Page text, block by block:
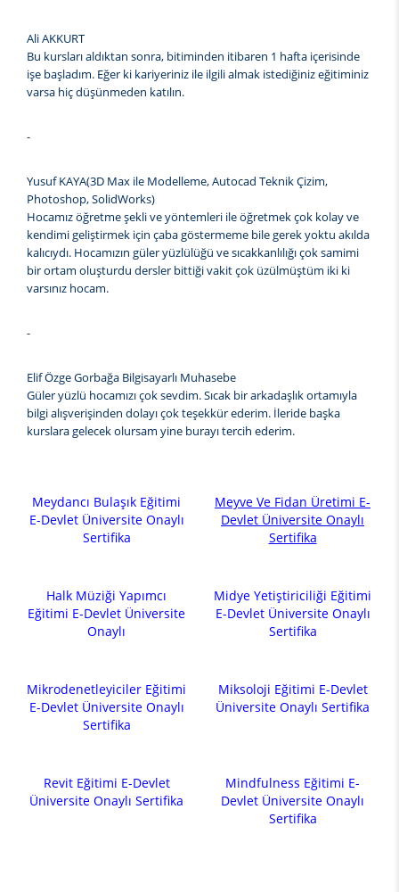
Ali AKKURT
Bu kursları aldıktan sonra, bitiminden itibaren 1 hafta içerisinde
işe başladım. Eğer ki kariyeriniz ile ilgili almak istediğiniz eğitiminiz
varsa hiç düşünmeden katılın.
-
Yusuf KAYA(3D Max ile Modelleme, Autocad Teknik Çizim,
Photoshop, SolidWorks)
Hocamız öğretme şekli ve yöntemleri ile öğretmek çok kolay ve
kendimi geliştirmek için çaba göstermeme bile gerek yoktu akılda
kalıcıydı. Hocamızın güler yüzlülüğü ve sıcakkanlılığı çok samimi
bir ortam oluşturdu dersler bittiği vakit çok üzülmüştüm iki ki
varsınız hocam.
-
Elif Özge Gorbağa Bilgisayarlı Muhasebe
Güler yüzlü hocamızı çok sevdim. Sıcak bir arkadaşlık ortamıyla
bilgi alışverişinden dolayı çok teşekkür ederim. İleride başka
kurslara gelecek olursam yine burayı tercih ederim.
Meydancı Bulaşık Eğitimi
E-Devlet Üniversite Onaylı
Sertifika
Meyve Ve Fidan Üretimi E-
Devlet Üniversite Onaylı
Sertifika
Halk Müziği Yapımcı
Eğitimi E-Devlet Üniversite
Onaylı
Midye Yetiştiriciliği Eğitimi
E-Devlet Üniversite Onaylı
Sertifika
Mikrodenetleyiciler Eğitimi
E-Devlet Üniversite Onaylı
Sertifika
Miksoloji Eğitimi E-Devlet
Üniversite Onaylı Sertifika
Revit Eğitimi E-Devlet
Üniversite Onaylı Sertifika
Mindfulness Eğitimi E-
Devlet Üniversite Onaylı
Sertifika